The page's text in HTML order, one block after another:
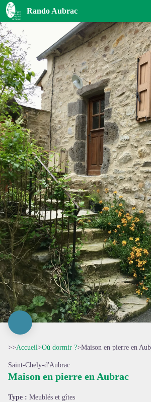
Rando Aubrac
Maison en pierre en Aubrac
>>Accueil>Où dormir ?>Maison en pierre en
Saint-Chely-d'Aubrac
Maison en pierre en Aubrac
Type : Meublés et gîtes